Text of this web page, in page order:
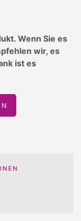
Wenn Sie es
wir, es
ist es